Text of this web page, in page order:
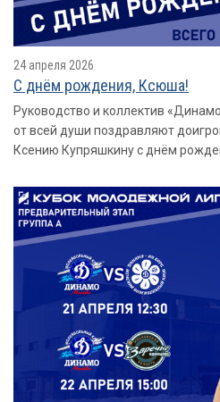
24 апреля 2026
С днём рождения, Ксюша!
Руководство и коллектив
от всей души поздравляют
Ксению Купряшкину с днём